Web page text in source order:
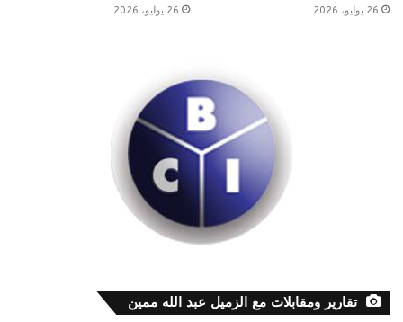
26 يوليو، 2026 26 يوليو، 2026
تقارير ومقابلات مع الزميل عبد الله ممين